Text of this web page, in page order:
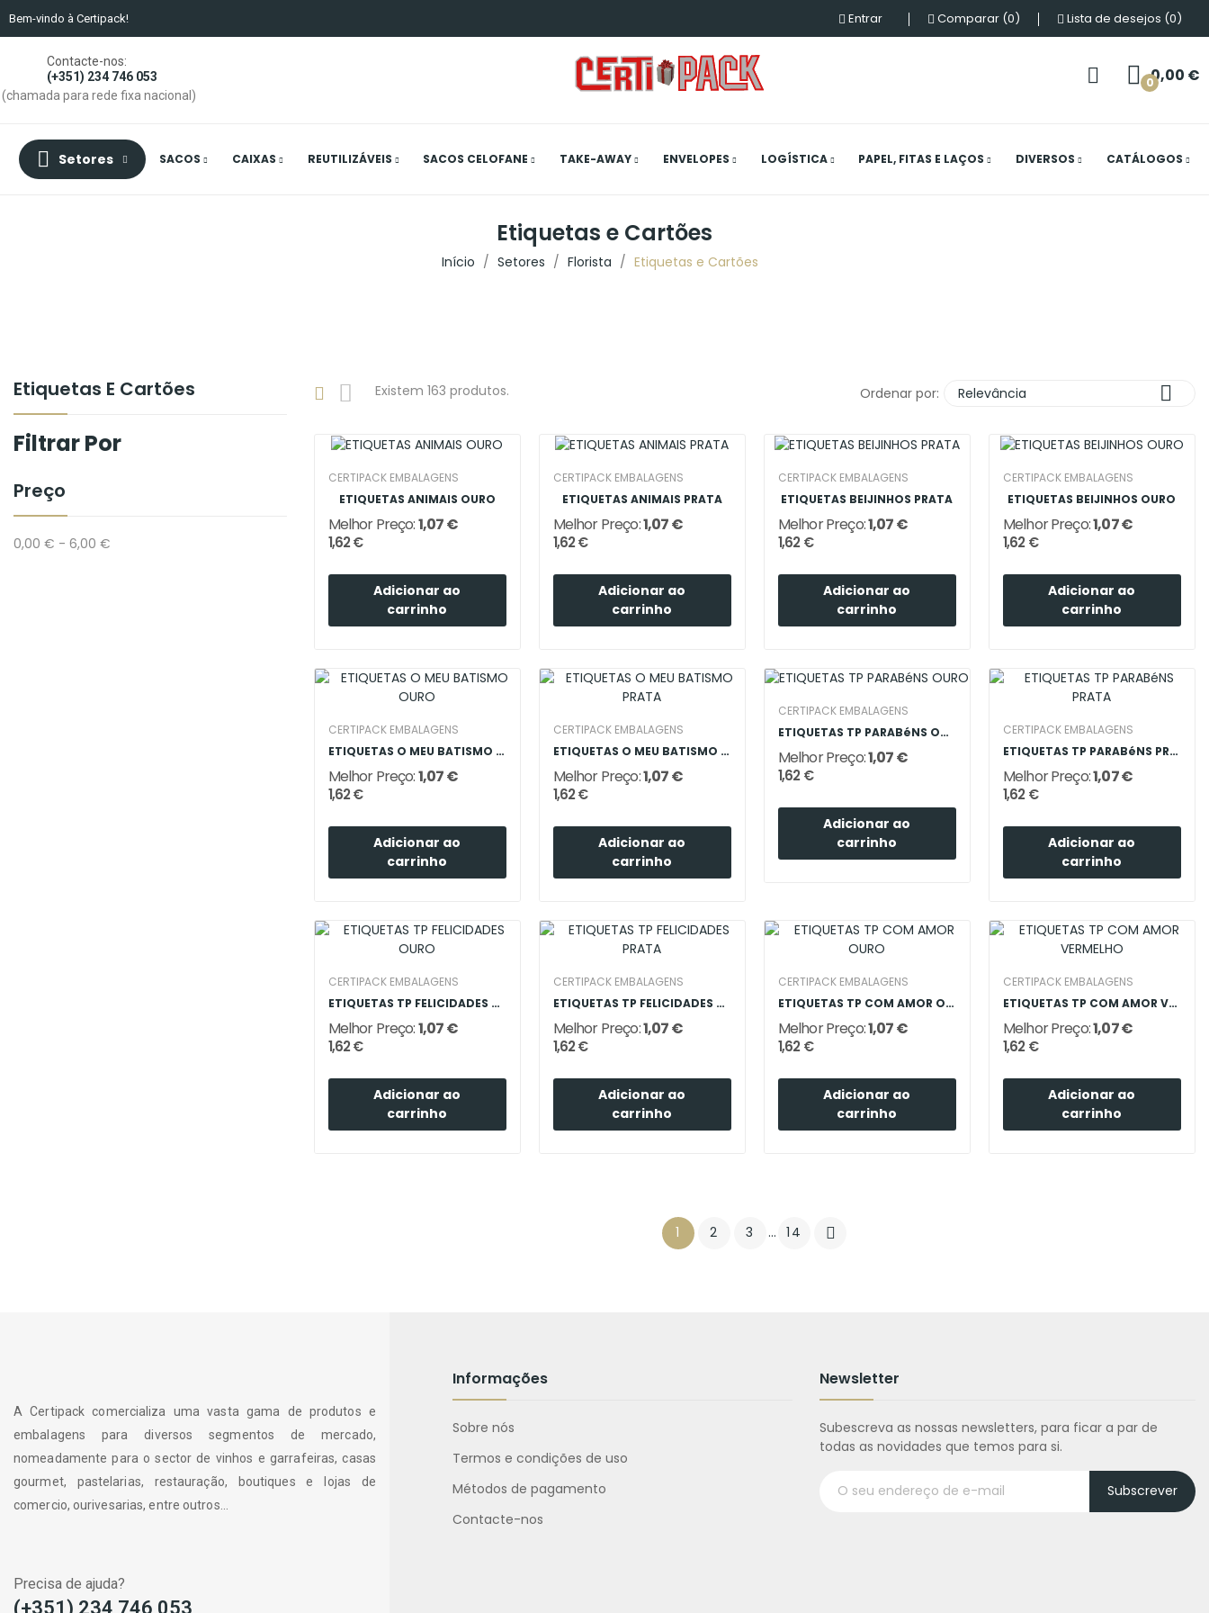
Bem-vindo à Certipack! Entrar Comparar 0 Lista de desejos 0
Contacte-nos:
(+351) 234 746 053
(chamada para rede fixa nacional)
0,00 €
0
Setores SACOS CAIXAS REUTILIZÁVEIS SACOS CELOFANE TAKE-AWAY ENVELOPES LOGÍSTICA PAPEL, FITAS E LAÇOS DIVERSOS CATÁLOGOS
Etiquetas e Cartões
Início Setores Florista Etiquetas e Cartões
Etiquetas E Cartões
Filtrar Por
Preço
0,00 € - 6,00 €
Existem 163 produtos. Ordenar por: Relevância 
CERTIPACK EMBALAGENS
ETIQUETAS ANIMAIS OURO
Melhor Preço:1,07 €
1,62 €
Adicionar ao
carrinho
CERTIPACK EMBALAGENS
ETIQUETAS ANIMAIS PRATA
Melhor Preço:1,07 €
1,62 €
Adicionar ao
carrinho
CERTIPACK EMBALAGENS
ETIQUETAS BEIJINHOS PRATA
Melhor Preço:1,07 €
1,62 €
Adicionar ao
carrinho
CERTIPACK EMBALAGENS
ETIQUETAS BEIJINHOS OURO
Melhor Preço:1,07 €
1,62 €
Adicionar ao
carrinho
CERTIPACK EMBALAGENS
ETIQUETAS O MEU BATISMO OURO
Melhor Preço:1,07 €
1,62 €
Adicionar ao
carrinho
CERTIPACK EMBALAGENS
ETIQUETAS O MEU BATISMO PRATA
Melhor Preço:1,07 €
1,62 €
Adicionar ao
carrinho
CERTIPACK EMBALAGENS
ETIQUETAS TP PARABéNS OURO
Melhor Preço:1,07 €
1,62 €
Adicionar ao
carrinho
CERTIPACK EMBALAGENS
ETIQUETAS TP PARABéNS PRATA
Melhor Preço:1,07 €
1,62 €
Adicionar ao
carrinho
CERTIPACK EMBALAGENS
ETIQUETAS TP FELICIDADES OURO
Melhor Preço:1,07 €
1,62 €
Adicionar ao
carrinho
CERTIPACK EMBALAGENS
ETIQUETAS TP FELICIDADES PRATA
Melhor Preço:1,07 €
1,62 €
Adicionar ao
carrinho
CERTIPACK EMBALAGENS
ETIQUETAS TP COM AMOR OURO
Melhor Preço:1,07 €
1,62 €
Adicionar ao
carrinho
CERTIPACK EMBALAGENS
ETIQUETAS TP COM AMOR VERMELHO
Melhor Preço:1,07 €
1,62 €
Adicionar ao
carrinho
1 2 3 … 14 
A Certipack comercializa uma vasta gama de produtos e
embalagens para diversos segmentos de mercado,
nomeadamente para o sector de vinhos e garrafeiras, casas
gourmet, pastelarias, restauração, boutiques e lojas de
comercio, ourivesarias, entre outros...
Precisa de ajuda?
(+351) 234 746 053
Informações
Sobre nós
Termos e condições de uso
Métodos de pagamento
Contacte-nos
Newsletter
Subescreva as nossas newsletters, para ficar a par de
todas as novidades que temos para si.
Subscrever